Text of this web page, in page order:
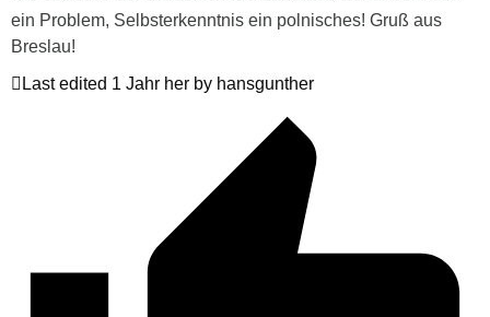
ein Problem, Selbsterkenntnis ein polnisches! Gruß aus
Breslau!
Last edited 1 Jahr her by hansgunther